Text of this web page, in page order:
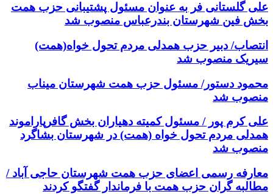
علی گلستانی فر به عنوان مسئول پشتیبانی حزب همت
بخش فین شهرستان بندرعباس منصوب شد
انتصاب/ دبیر حزب همدلی مردم تحول خواه(همت)
سیریک منصوب شد
محمود دستور/ مسئول حزب همت شهرستان میناب
منصوب شد
علی کرم پور / مسئول کمیته دهیاران بخش گافرپاراموند
همدلی مردم تحول خواه (همت) در شهرستان بشاگرد
منصوب شد
معارفه رسمی اعضای حزب همت شهرستان حاجی آباد /
مطالبه گران حزب همت با فرماندار گفتگو کردند